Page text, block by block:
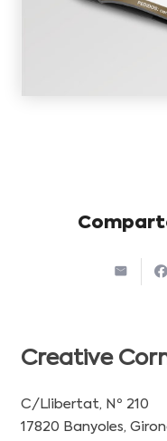
Creative
C/Llibertat, Nº 210
17820 Banyoles,